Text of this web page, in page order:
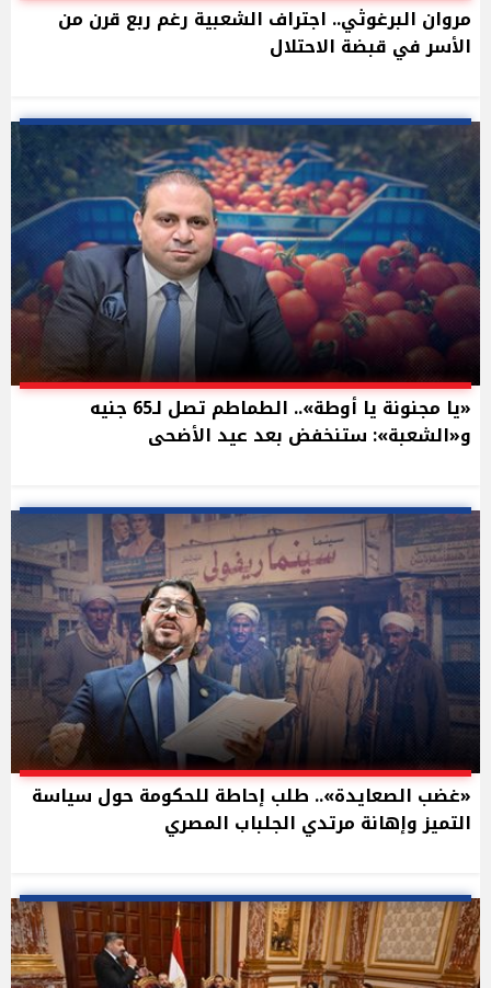
مروان البرغوثي.. اجتراف الشعبية رغم ربع قرن من
الأسر في قبضة الاحتلال
«يا مجنونة يا أوطة».. الطماطم تصل لـ65 جنيه
و«الشعبة»: ستنخفض بعد عيد الأضحى
«غضب الصعايدة».. طلب إحاطة للحكومة حول سياسة
التميز وإهانة مرتدي الجلباب المصري